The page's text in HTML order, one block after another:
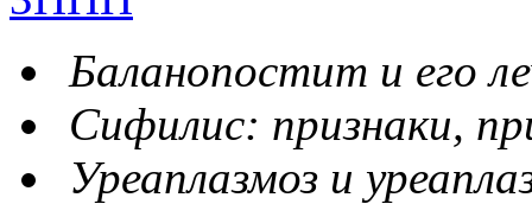
Баланопостит и его
Сифилис: признаки,
Уреаплазмоз и